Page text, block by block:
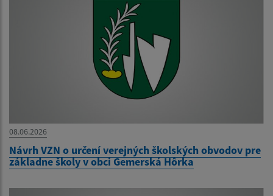
08.06.2026
Návrh VZN o určení verejných školských obvodov pre
základne školy v obci Gemerská Hôrka